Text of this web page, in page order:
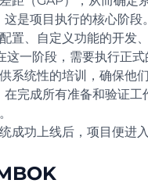
是项目执行的核心阶段
置、自定义功能的开发
一阶段，需要执行正
系统性的培训，确保他
完成所有准备和验证
成功上线后，项目便进